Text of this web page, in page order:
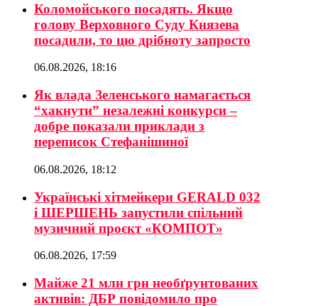
Коломойського посадять. Якщо
голову Верховного Суду Князева
посадили, то цю дрібноту запросто
06.08.2026, 18:16
Як влада Зеленського намагається
“хакнути” незалежні конкурси –
добре показали приклади з
переписок Стефанішиної
06.08.2026, 18:12
Українські хітмейкери GERALD 032
і ШЕРШЕНЬ запустили спільний
музичний проєкт «КОМПОТ»
06.08.2026, 17:59
Майже 21 млн грн необґрунтованих
активів: ДБР повідомило про